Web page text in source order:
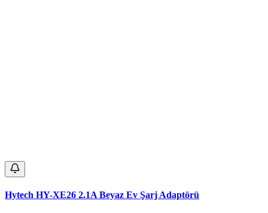
Hytech HY-XE26 2.1A Beyaz Ev Şarj Adaptörü